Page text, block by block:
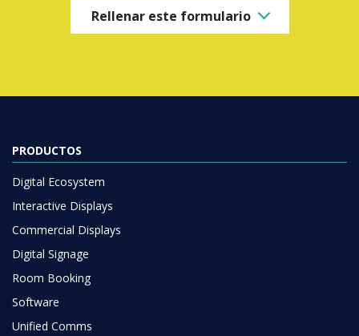
Rellenar este formulario
PRODUCTOS
Digital Ecosystem
Interactive Displays
Commercial Displays
Digital Signage
Room Booking
Software
Unified Comms